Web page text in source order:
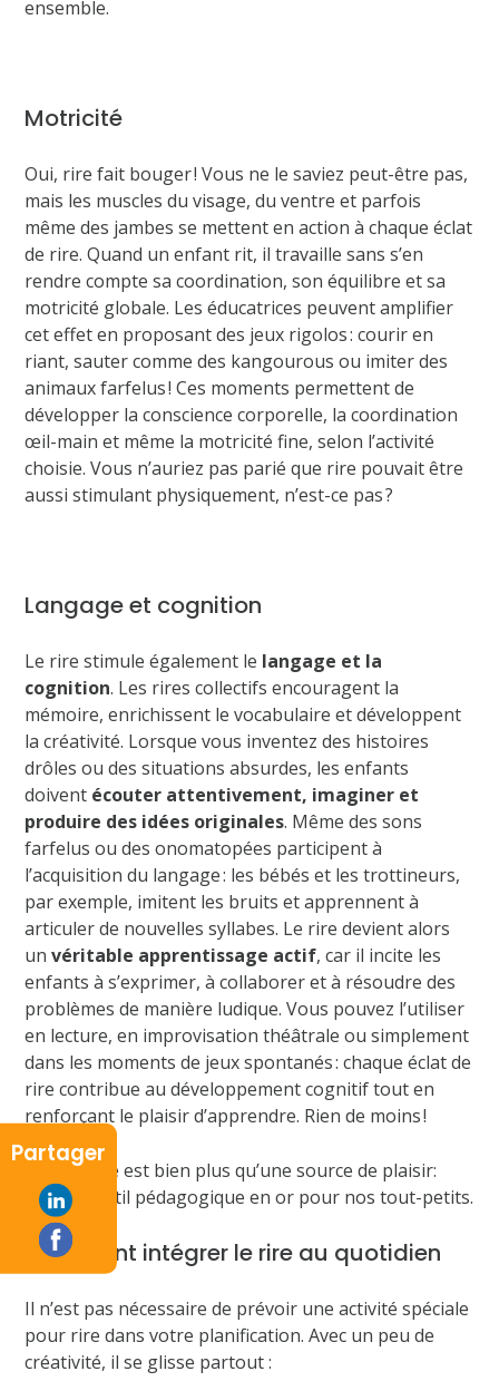
ensemble.
Motricité
Oui, rire fait bouger ! Vous ne le saviez peut-être pas,
mais les muscles du visage, du ventre et parfois
même des jambes se mettent en action à chaque éclat
de rire. Quand un enfant rit, il travaille sans s’en
rendre compte sa coordination, son équilibre et sa
motricité globale. Les éducatrices peuvent amplifier
cet effet en proposant des jeux rigolos : courir en
riant, sauter comme des kangourous ou imiter des
animaux farfelus ! Ces moments permettent de
développer la conscience corporelle, la coordination
œil-main et même la motricité fine, selon l’activité
choisie. Vous n’auriez pas parié que rire pouvait être
aussi stimulant physiquement, n’est-ce pas ?
Langage et cognition
Le rire stimule également le langage et la
cognition. Les rires collectifs encouragent la
mémoire, enrichissent le vocabulaire et développent
la créativité. Lorsque vous inventez des histoires
drôles ou des situations absurdes, les enfants
doivent écouter attentivement, imaginer et
produire des idées originales. Même des sons
farfelus ou des onomatopées participent à
l’acquisition du langage : les bébés et les trottineurs,
par exemple, imitent les bruits et apprennent à
articuler de nouvelles syllabes. Le rire devient alors
unvéritable apprentissage actif, car il incite les
enfants à s’exprimer, à collaborer et à résoudre des
problèmes de manière ludique. Vous pouvez l’utiliser
en lecture, en improvisation théâtrale ou simplement
dans les moments de jeux spontanés : chaque éclat de
rire contribue au développement cognitif tout en
renforçant le plaisir d’apprendre. Rien de moins !
Bref, le rire est bien plus qu’une source de plaisir:
c’est un outil pédagogique en or pour nos tout-petits.
Comment intégrer le rire au quotidien
Il n’est pas nécessaire de prévoir une activité spéciale
pour rire dans votre planification. Avec un peu de
créativité, il se glisse partout :
Partager